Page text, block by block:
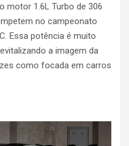
motor 1.6L Turbo de 306
no campeonato
Essa potência é muito
a imagem da
como focada em carros